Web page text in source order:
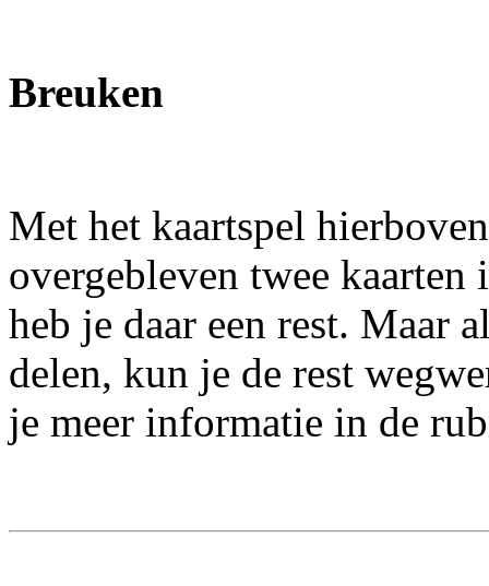
Breuken
Met het kaartspel
overgebleven twee
heb je daar een rest. Maar
delen, kun je de rest
je meer informatie in de